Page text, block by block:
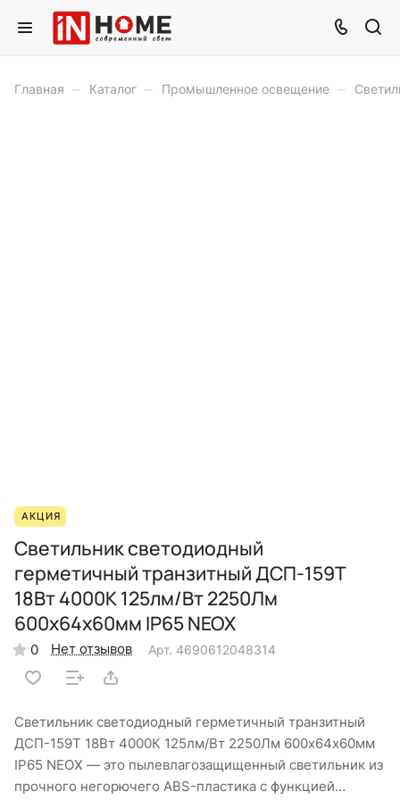
Главная – Каталог – Промышленное освещение –
АКЦИЯ
Светильник светодиодный
герметичный транзитный ДСП-159Т
18Вт 4000К 125лм/Вт 2250Лм
600х64х60мм IP65 NEOX
0 Нет отзывов Арт. 4690612048314
Светильник светодиодный герметичный транзитный
ДСП-159Т 18Вт 4000К 125лм/Вт 2250Лм 600х64х60мм
IP65 NEOX — это пылевлагозащищенный светильник из
прочного негорючего ABS-пластика с функцией